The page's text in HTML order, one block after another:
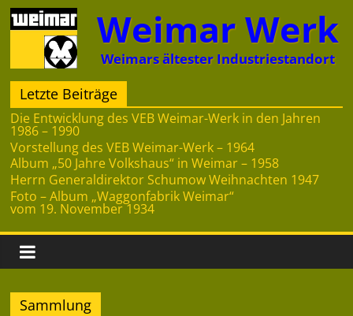
Zum
Inhalt
springen
Weimar Werk
Weimars ältester Industriestandort
Letzte Beiträge
Die Entwicklung des VEB Weimar-Werk in den Jahren
1986 – 1990
Vorstellung des VEB Weimar-Werk – 1964
Album „50 Jahre Volkshaus“ in Weimar – 1958
Herrn Generaldirektor Schumow Weihnachten 1947
Foto – Album „Waggonfabrik Weimar“
vom 19. November 1934
Sammlung